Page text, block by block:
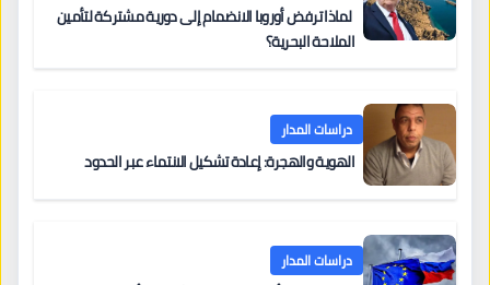
لماذا ترفض أوروبا الانضمام إلى دورية مشتركة لتأمين
الملاحة البحرية؟
دراسات المدار
الهوية والهجرة: إعادة تشكيل الانتماء عبر الحدود
دراسات المدار